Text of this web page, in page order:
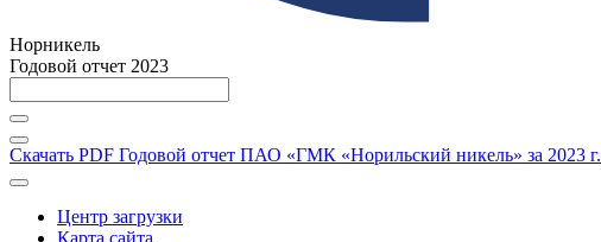
Норникель
Годовой отчет 2023
Скачать PDF Годовой отчет ПАО «ГМК «Норильский никель» за 2023 г.
Центр загрузки
Карта сайта